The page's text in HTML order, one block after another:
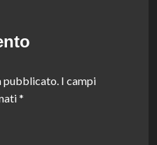
pubblicato. I campi
*